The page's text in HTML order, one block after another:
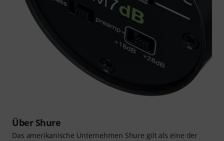
Über Shure
Das amerikanische Unternehmen Shure gilt als eine der